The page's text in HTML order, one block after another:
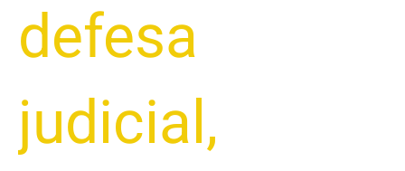
defesa
judicial ,